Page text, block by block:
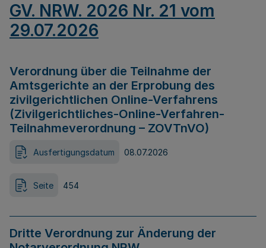
GV. NRW. 2026 Nr. 21 vom
29.07.2026
Verordnung über die Teilnahme der
Amtsgerichte an der Erprobung des
zivilgerichtlichen Online-Verfahrens
(Zivilgerichtliches-Online-Verfahren-
Teilnahmeverordnung – ZOVTnVO)
Ausfertigungsdatum 08.07.2026
Seite 454
Dritte Verordnung zur Änderung der